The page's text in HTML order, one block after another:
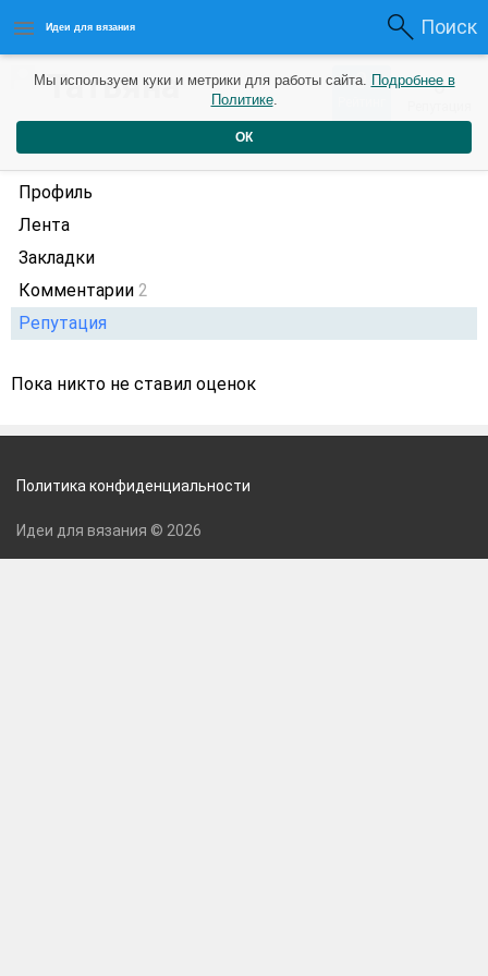
Идеи для вязания Поиск
Татьяна
Максимова
0 0
Профиль
Лента
Закладки
Комментарии 2
Репутация
Пока никто не ставил оценок
Мы используем куки и метрики для работы сайта. Подробнее в
Политике.
ОК
Политика конфиденциальности
Идеи для вязания © 2026